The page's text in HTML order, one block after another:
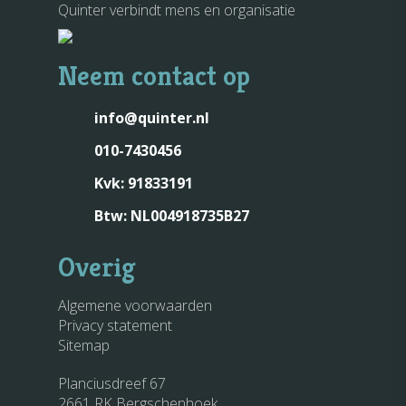
Quinter verbindt mens en organisatie
Neem contact op
info@quinter.nl
010-7430456
Kvk: 91833191
Btw: NL004918735B27
Overig
Algemene voorwaarden
Privacy statement
Sitemap
Planciusdreef 67